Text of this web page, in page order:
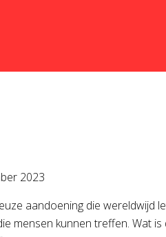
2023
aandoening die wereldwijd
mensen kunnen treffen. Wat